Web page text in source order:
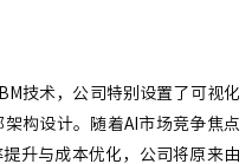
技术，公司特别设置了可视化
构设计。随着AI市场竞争焦点
升与成本优化，公司将原来由